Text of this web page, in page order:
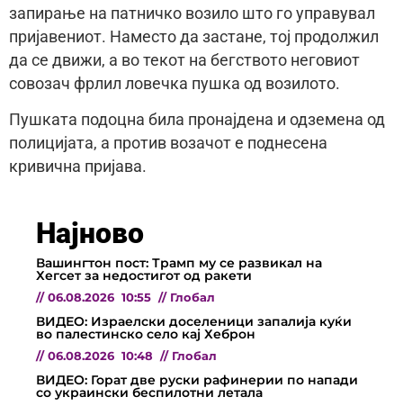
запирање на патничко возило што го управувал
пријавениот. Наместо да застане, тој продолжил
да се движи, а во текот на бегството неговиот
совозач фрлил ловечка пушка од возилото.
Пушката подоцна била пронајдена и одземена од
полицијата, а против возачот е поднесена
кривична пријава.
Најново
Вашингтон пост: Трамп му се развикал на
Хегсет за недостигот од ракети
// 06.08.2026 10:55 // Глобал
ВИДЕО: Израелски доселеници запалија куќи
во палестинско село кај Хеброн
// 06.08.2026 10:48 // Глобал
ВИДЕО: Горат две руски рафинерии по напади
со украински беспилотни летала